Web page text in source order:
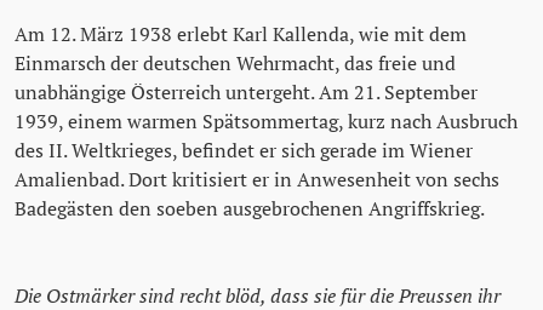
Am 12. März 1938 erlebt Karl Kallenda, wie mit dem
Einmarsch der deutschen Wehrmacht, das freie und
unabhängige Österreich untergeht. Am 21. September
1939, einem warmen Spätsommertag, kurz nach Ausbruch
des II. Weltkrieges, befindet er sich gerade im Wiener
Amalienbad. Dort kritisiert er in Anwesenheit von sechs
Badegästen den soeben ausgebrochenen Angriffskrieg.
Die Ostmärker sind recht blöd, dass sie für die Preussen ihr